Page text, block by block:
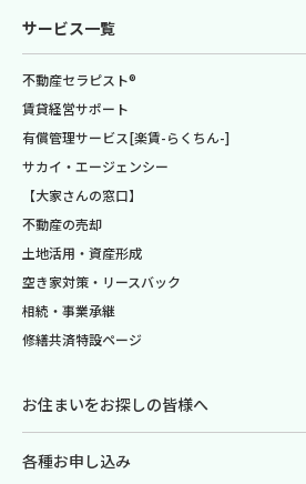
サービス一覧
不動産セラピスト®
賃貸経営サポート
有償管理サービス[楽賃-らくちん-]
サカイ・エージェンシー
【大家さんの窓口】
不動産の売却
土地活用・資産形成
空き家対策・リースバック
相続・事業承継
修繕共済特設ページ
お住まいをお探しの皆様へ
各種お申し込み